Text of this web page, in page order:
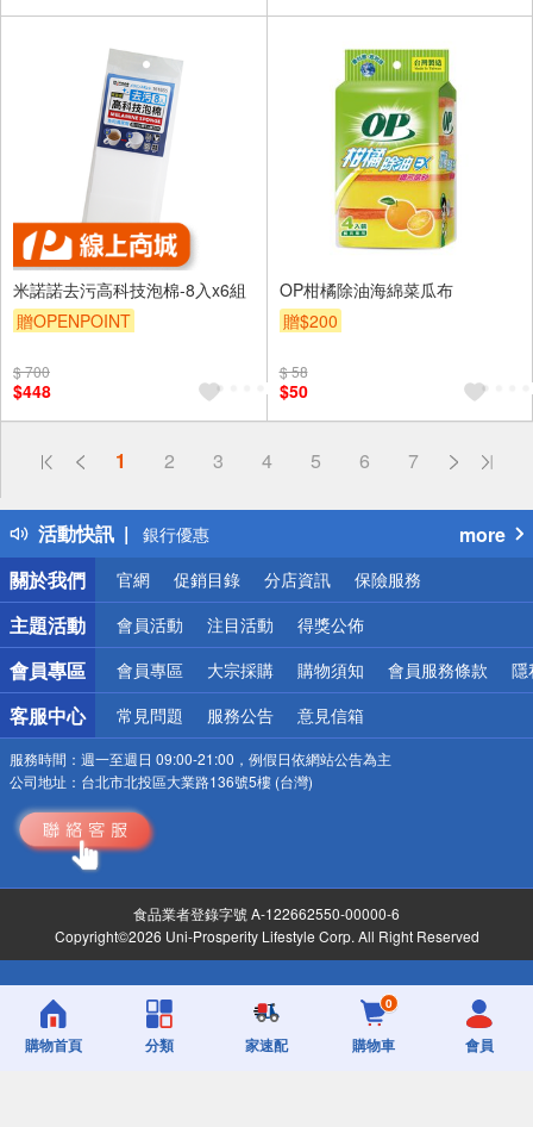
米諾諾去污高科技泡棉-8入x6組
贈OPENPOINT
$ 700
$448
OP柑橘除油海綿菜瓜布
贈$200
$ 58
$50
1 2 3 4 5 6 7
活動快訊
詐騙網頁！請小心！
熱門話題
銀行優惠
偏遠地區配送
詐騙網頁！請小心！
more
關於我們
官網 促銷目錄 分店資訊 保險服務
主題活動 會員活動 注目活動 得獎公佈
會員專區 會員專區 大宗採購 購物須知 會員服務條款 隱
客服中心 常見問題 服務公告 意見信箱
服務時間： 週一至週日 09:00-21:00，例假日依網站公告為主
公司地址： 台北市北投區大業路136號5樓 (台灣)
食品業者登錄字號 A-122662550-00000-6
Copyright©2026 Uni-Prosperity Lifestyle Corp. All Right Reserved
購物首頁 分類 家速配
0
購物車 會員